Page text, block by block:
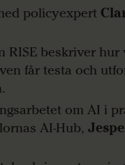
policyexpert
RISE beskriver
får testa och
om AI i
AI-Hub,